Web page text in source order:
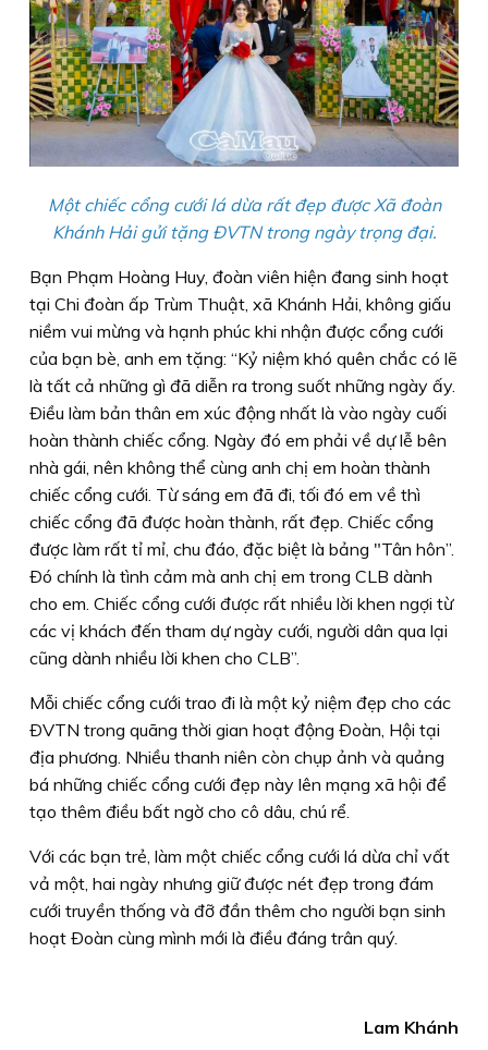
Một chiếc cổng cưới lá dừa rất đẹp được Xã đoàn
Khánh Hải gửi tặng ÐVTN trong ngày trọng đại.
Bạn Phạm Hoàng Huy, đoàn viên hiện đang sinh hoạt
tại Chi đoàn ấp Trùm Thuật, xã Khánh Hải, không giấu
niềm vui mừng và hạnh phúc khi nhận được cổng cưới
của bạn bè, anh em tặng: “Kỷ niệm khó quên chắc có lẽ
là tất cả những gì đã diễn ra trong suốt những ngày ấy.
Ðiều làm bản thân em xúc động nhất là vào ngày cuối
hoàn thành chiếc cổng. Ngày đó em phải về dự lễ bên
nhà gái, nên không thể cùng anh chị em hoàn thành
chiếc cổng cưới. Từ sáng em đã đi, tối đó em về thì
chiếc cổng đã được hoàn thành, rất đẹp. Chiếc cổng
được làm rất tỉ mỉ, chu đáo, đặc biệt là bảng "Tân hôn”.
Ðó chính là tình cảm mà anh chị em trong CLB dành
cho em. Chiếc cổng cưới được rất nhiều lời khen ngợi từ
các vị khách đến tham dự ngày cưới, người dân qua lại
cũng dành nhiều lời khen cho CLB”.
Mỗi chiếc cổng cưới trao đi là một kỷ niệm đẹp cho các
ÐVTN trong quãng thời gian hoạt động Ðoàn, Hội tại
địa phương. Nhiều thanh niên còn chụp ảnh và quảng
bá những chiếc cổng cưới đẹp này lên mạng xã hội để
tạo thêm điều bất ngờ cho cô dâu, chú rể.
Với các bạn trẻ, làm một chiếc cổng cưới lá dừa chỉ vất
vả một, hai ngày nhưng giữ được nét đẹp trong đám
cưới truyền thống và đỡ đần thêm cho người bạn sinh
hoạt Ðoàn cùng mình mới là điều đáng trân quý.
Lam Khánh